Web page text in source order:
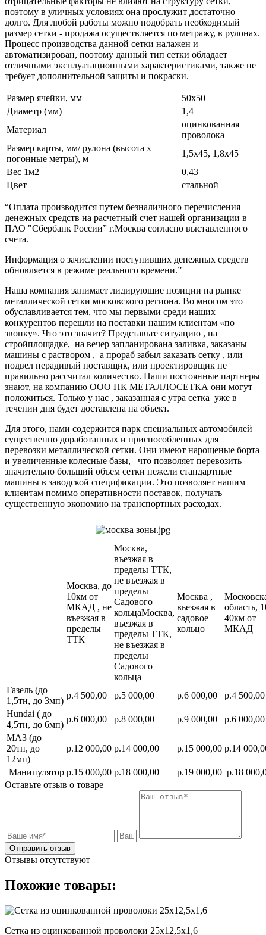
поэтому в уличных условиях она прослужит достаточно
долго. Для любой работы можно подобрать необходимый
размер сетки - продажа осуществляется по метражу, в рулонах.
Процесс производства данной сетки налажен и
автоматизирован, поэтому данный тип сетки обладает
отличными эксплуатационными характеристиками, также не
требует дополнительной защиты и покраски.
Размер ячейки, мм
50х50
Диаметр (мм)
1,4
Материал
оцинкованная
проволока
Размер карты, мм/ рулона (высота х
погонные метры), м
1,5х45, 1,8х45
Вес 1м2
0,43
Цвет
стальной
“Оплата производится путем безналичного перечисления
денежных средств на расчетный счет нашей организации в
ПАО "Сбербанк России” г.Москва согласно выставленного
счета.
Информация о зачислении поступивших денежных средств
обновляется в режиме реального времени.”
Наша компания занимает лидирующие позиции на рынке
металлической сетки московского региона. Во многом это
обуславливается тем, что мы первыми среди наших
конкурентов перешли на поставки нашим клиентам «по
звонку». Что это значит? Представьте ситуацию , на
стройплощадке, на вечер запланирована заливка, заказаны
машины с раствором , а прораб забыл заказать сетку , или
подвел нерадивый поставщик, или проектировщик не
правильно рассчитал количество. Наши постоянные партнеры
знают, на компанию ООО ПК МЕТАЛЛОСЕТКА они могут
положиться. Только у нас , заказанная с утра сетка уже в
течении дня будет доставлена на объект.
Для этого, нами содержится парк специальных автомобилей
существенно доработанных и приспособленных для
перевозки металлической сетки. Они имеют нарощеные борта
и увеличенные колесные базы, что позволяет перевозить
значительно больший объем сетки нежели стандартные
машины в заводской спецификации. Это позволяет нашим
клиентам помимо оперативности поставок, получать
существенную экономию на транспортных расходах.
Москва, до
10км от
МКАД , не
въезжая в
пределы
ТТК
Москва,
въезжая в
пределы ТТК,
не въезжая в
пределы
Садового
кольцаМосква,
въезжая в
пределы ТТК,
не въезжая в
пределы
Садового
кольца
Москва ,
вьезжая в
садовое
кольцо
область,
40км от
МКАД
Газель (до
1,5тн, до 3мп)
р.4 500,00 р.5 000,00 р.6 000,00
р.4 500,00
Hundai ( до
4,5тн, до 6мп)
р.6 000,00 р.8 000,00 р.9 000,00
р.6 000,00
МАЗ (до
20тн, до
12мп)
р.12 000,00 р.14 000,00 р.15 000,00 р.14
Манипулятор р.15 000,00 р.18 000,00 р.19 000,00 р.18
Оставьте отзыв о товаре
Отправить отзыв
Отзывы отсутствуют
Похожие товары:
Сетка из оцинкованной проволоки 25х12,5х1,6